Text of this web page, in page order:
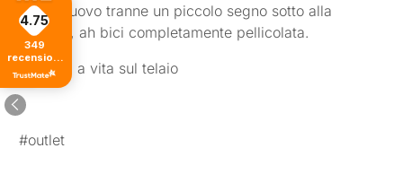
pari al nuovo tranne un piccolo segno sotto alla
pellicola, ah bici completamente pellicolata.
garanzia a vita sul telaio
#outlet
4.75
349
recensioni
di tutti i
tempi